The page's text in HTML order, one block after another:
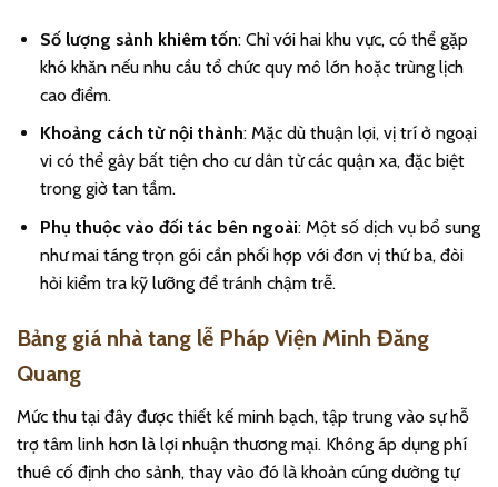
Số lượng sảnh khiêm tốn: Chỉ với hai khu vực, có thể gặp
khó khăn nếu nhu cầu tổ chức quy mô lớn hoặc trùng lịch
cao điểm.
Khoảng cách từ nội thành: Mặc dù thuận lợi, vị trí ở ngoại
vi có thể gây bất tiện cho cư dân từ các quận xa, đặc biệt
trong giờ tan tầm.
Phụ thuộc vào đối tác bên ngoài: Một số dịch vụ bổ sung
như mai táng trọn gói cần phối hợp với đơn vị thứ ba, đòi
hỏi kiểm tra kỹ lưỡng để tránh chậm trễ.
Bảng giá nhà tang lễ Pháp Viện Minh Đăng
Quang
Mức thu tại đây được thiết kế minh bạch, tập trung vào sự hỗ
trợ tâm linh hơn là lợi nhuận thương mại. Không áp dụng phí
thuê cố định cho sảnh, thay vào đó là khoản cúng dường tự